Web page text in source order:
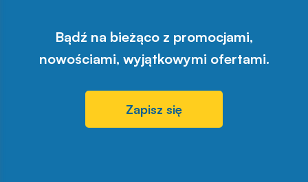
Bądź na bieżąco z promocjami,
nowościami, wyjątkowymi ofertami.
Zapisz się